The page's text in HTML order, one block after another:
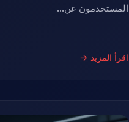
المستخدمون عن...
اقرأ المزيد →